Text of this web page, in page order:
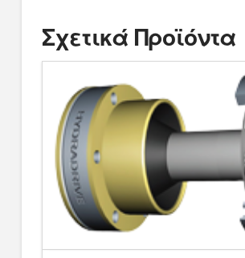
Σχετικά Προϊόντα